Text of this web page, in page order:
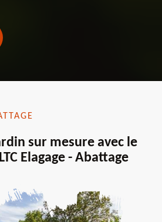
sur mesure avec le
Elagage - Abattage